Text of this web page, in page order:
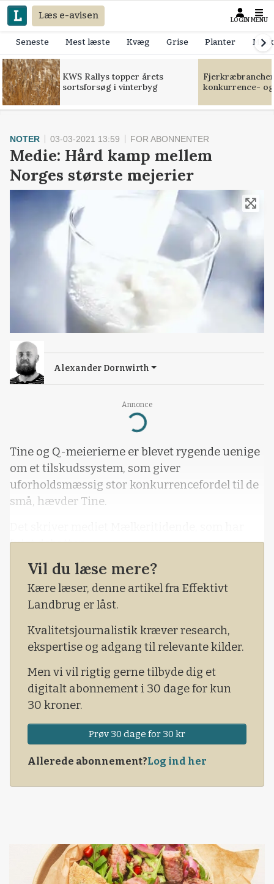
Læs e-avisen LOGIN MENU
Seneste Mest læste Kvæg Grise Planter
KWS Rallys topper årets
sortsforsøg i vinterbyg
konkurrence-
Annonce
Loading...
NOTER 03-03-2021 13:59 FOR ABONNENTER
Medie: Hård kamp mellem
Norges største mejerier
Alexander Dornwirth
Tine og Q-meierierne er blevet rygende uenige
om et tilskudssystem, som giver
uforholdsmæssig stor konkurrencefordel til de
små, hævder Tine.
fulgt debatten.
Norge har en mejeristruktur, der ligner den
danske med et stort, nationalt mejeri i form af
Tine og en håndfuld mindre mejerier.
Vil du læse mere?
Kære læser, denne artikel fra Effektivt
Landbrug er låst.
Kvalitetsjournalistik kræver research,
ekspertise og adgang til relevante kilder.
Men vi vil rigtig gerne tilbyde dig et
digitalt abonnement i 30 dage for kun
30 kroner.
Prøv 30 dage for 30 kr
Allerede abonnement?Log ind her